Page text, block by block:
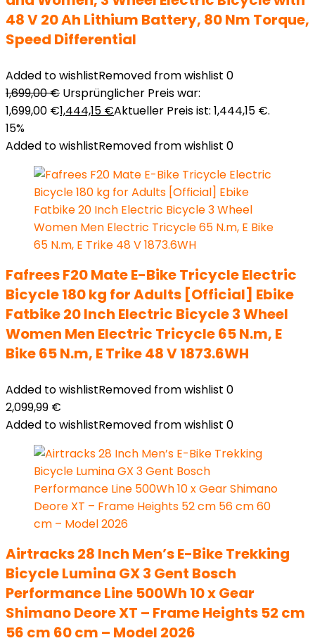
48 V 20 Ah Lithium Battery, 80 Nm Torque,
Speed Differential
Added to wishlistRemoved from wishlist 0
1,699,00€ Ursprünglicher Preis war:
1,699,00 €1,444,15 €Aktueller Preis ist: 1,444,15 €.
15%
Added to wishlistRemoved from wishlist 0
Fafrees F20 Mate E-Bike Tricycle Electric
Bicycle 180 kg for Adults [Official] Ebike
Fatbike 20 Inch Electric Bicycle 3 Wheel
Women Men Electric Tricycle 65 N.m, E
Bike 65 N.m, E Trike 48 V 1873.6WH
Added to wishlistRemoved from wishlist 0
2,099,99 €
Added to wishlistRemoved from wishlist 0
Airtracks 28 Inch Men’s E-Bike Trekking
Bicycle Lumina GX 3 Gent Bosch
Performance Line 500Wh 10 x Gear
Shimano Deore XT – Frame Heights 52 cm
56 cm 60 cm – Model 2026